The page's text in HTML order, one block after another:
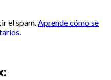
el spam.Aprende cómo se